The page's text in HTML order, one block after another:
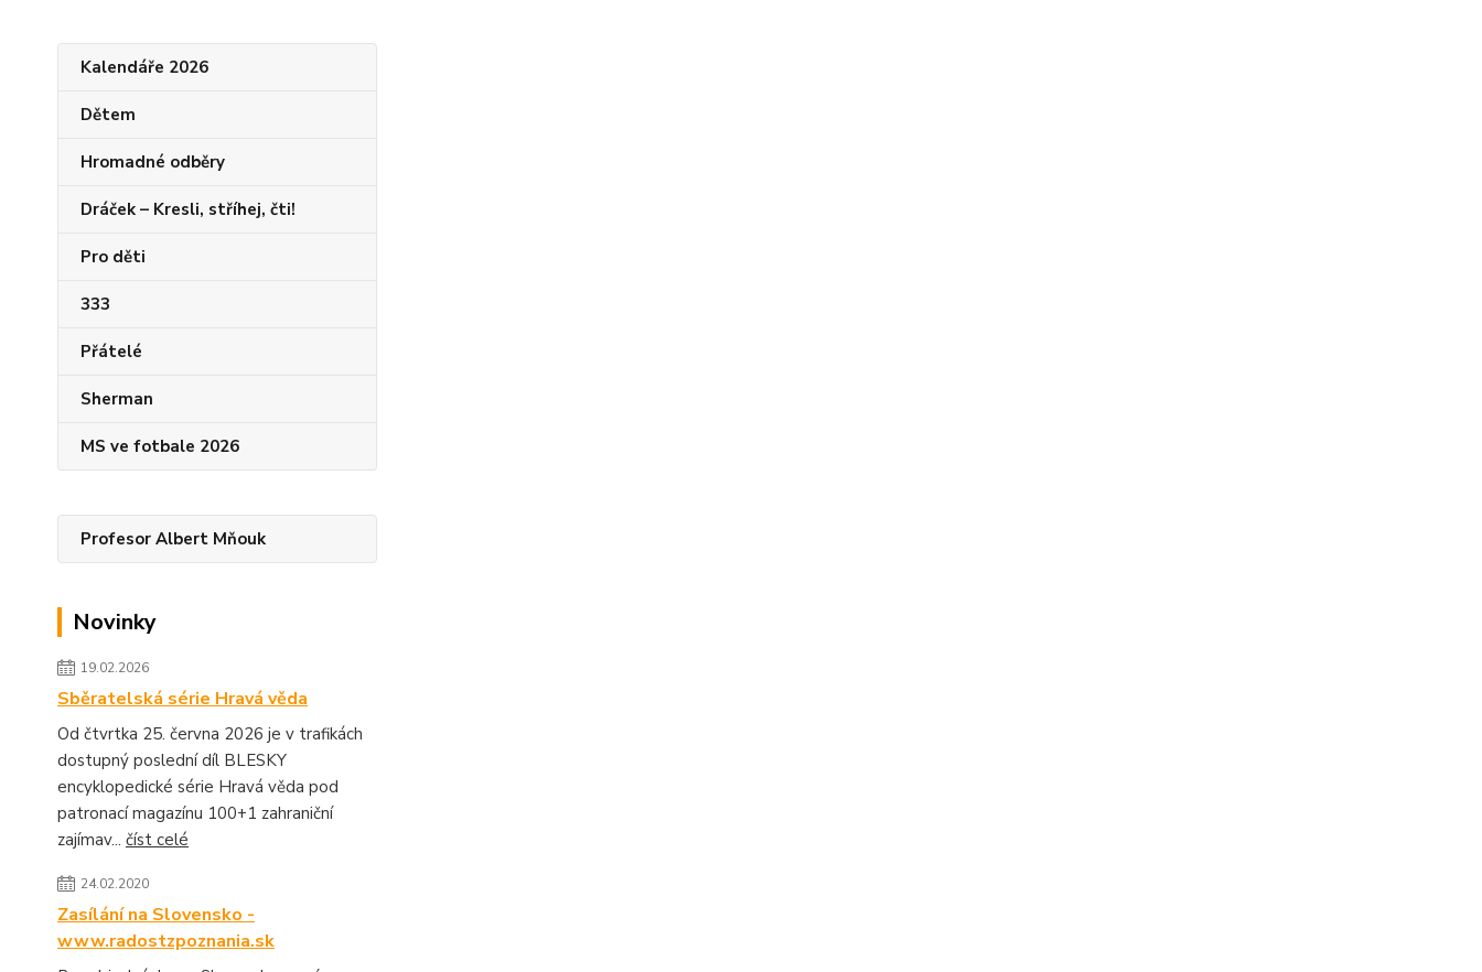
Kalendáře 2026
Dětem
Hromadné odběry
Dráček – Kresli, stříhej, čti!
Pro děti
333
Přátelé
Sherman
MS ve fotbale 2026
Profesor Albert Mňouk
Novinky
19.02.2026
Sběratelská série Hravá věda
Od čtvrtka 25. června 2026 je v trafikách
dostupný poslední díl BLESKY
encyklopedické série Hravá věda pod
patronací magazínu 100+1 zahraniční
zajímav... číst celé
24.02.2020
Zasílání na Slovensko -
www.radostzpoznania.sk